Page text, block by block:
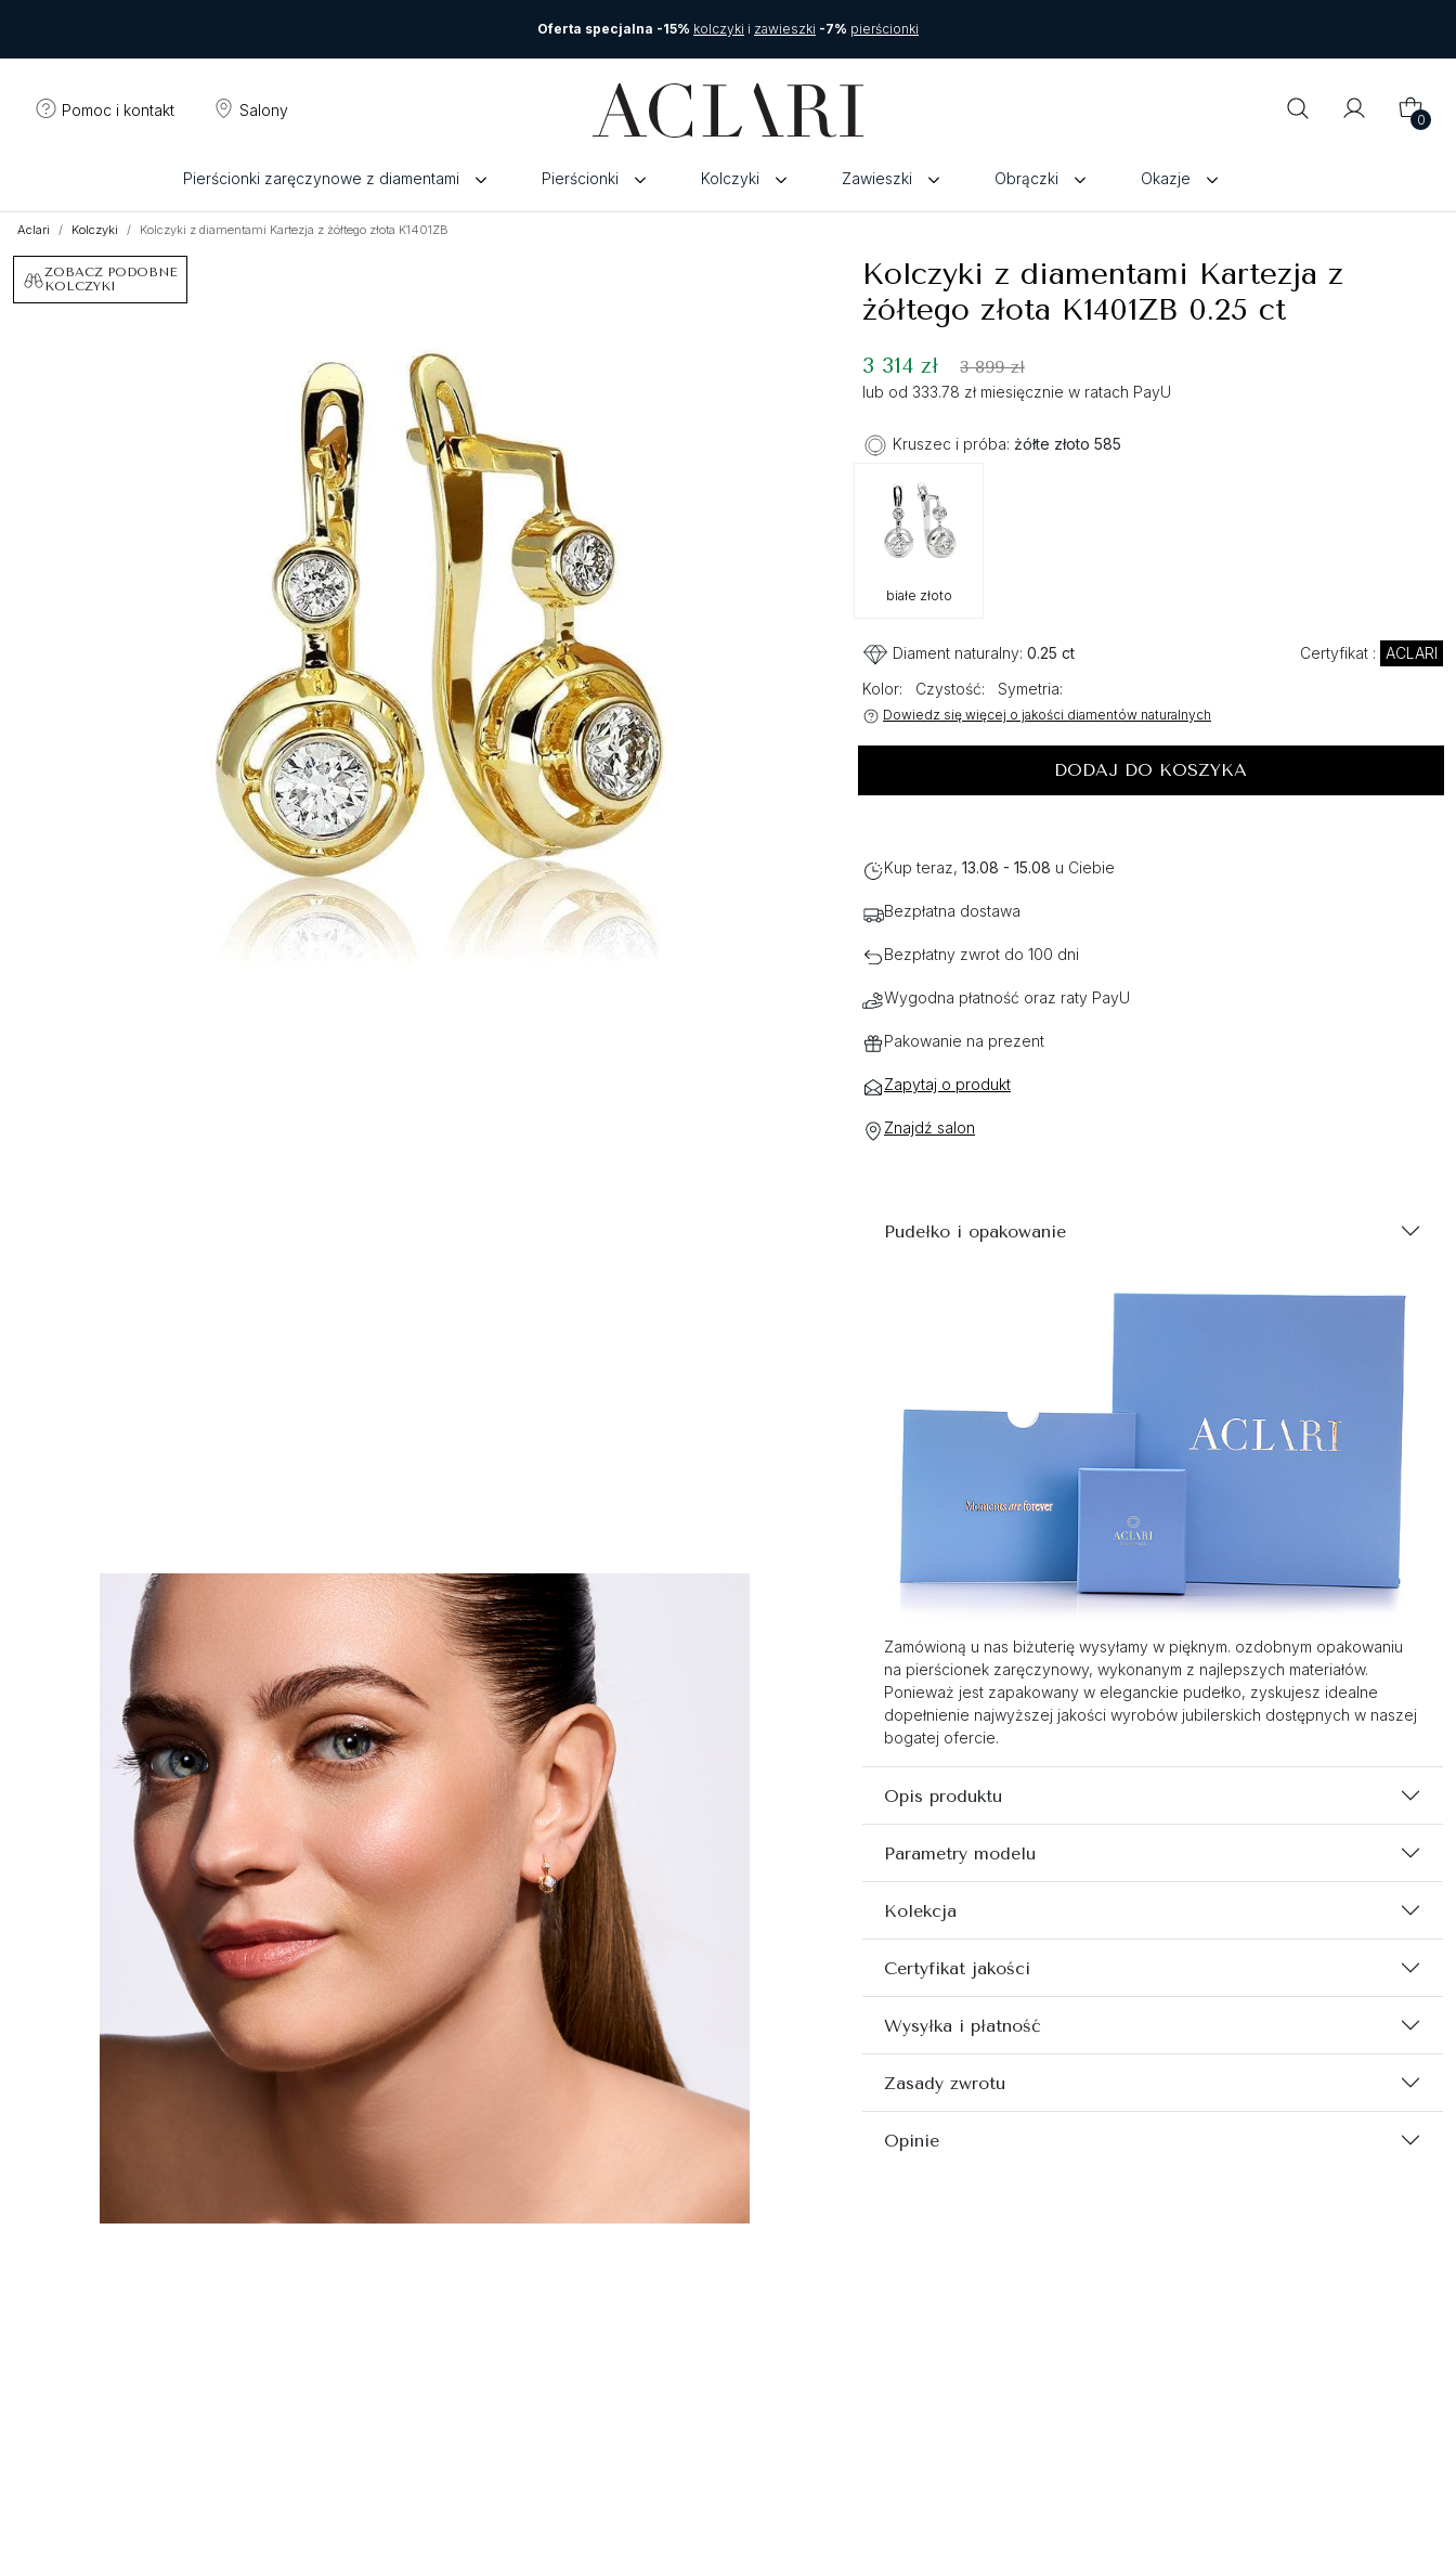
Oferta specjalna -15% kolczyki i zawieszki -7% pierścionki
Pomoc i kontakt Salony
0
Pierścionki zaręczynowe z diamentami Pierścionki Kolczyki Zawieszki Obrączki Okazje
Aclari Kolczyki Kolczyki z diamentami Kartezja z żółtego złota K1401ZB
ZOBACZ PODOBNE
KOLCZYKI
Kolczyki z diamentami Kartezja z
żółtego złota K1401ZB 0.25 ct
3 314 zł 3 899 zł
lub od 333.78 zł miesięcznie w ratach PayU
Kruszec i próba: żółte złoto 585
białe złoto
Diament naturalny: 0.25 ct Certyfikat : ACLARI
Kolor:
Czystość: Symetria:
Dowiedz się więcej o jakości diamentów naturalnych
DODAJ DO KOSZYKA
Kup teraz, 13.08 - 15.08 u Ciebie
Bezpłatna dostawa
Bezpłatny zwrot do 100 dni
Wygodna płatność oraz raty PayU
Pakowanie na prezent
Zapytaj o produkt
Znajdź salon
Pudełko i opakowanie
Zamówioną u nas biżuterię wysyłamy w pięknym. ozdobnym opakowaniu
na pierścionek zaręczynowy, wykonanym z najlepszych materiałów.
Ponieważ jest zapakowany w eleganckie pudełko, zyskujesz idealne
dopełnienie najwyższej jakości wyrobów jubilerskich dostępnych w naszej
bogatej ofercie.
Opis produktu
Parametry modelu
Kolekcja
Certyfikat jakości
Wysyłka i płatność
Zasady zwrotu
Opinie